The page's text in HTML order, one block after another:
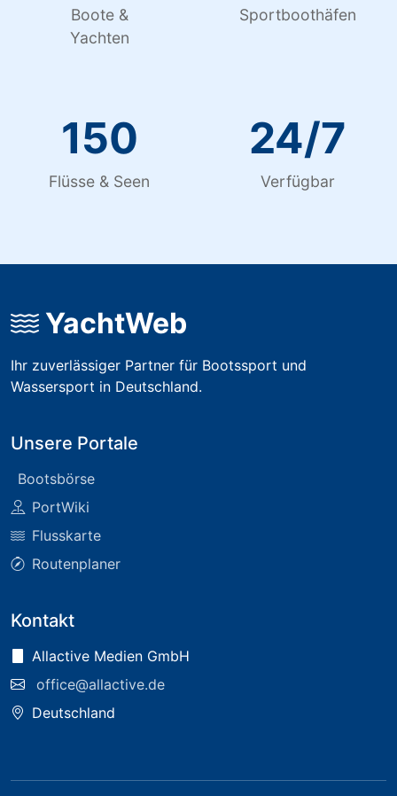
Boote &
Yachten
Sportboothäfen
150
Flüsse & Seen
24/7
Verfügbar
YachtWeb
Ihr zuverlässiger Partner für Bootssport und
Wassersport in Deutschland.
Unsere Portale
Bootsbörse
PortWiki
Flusskarte
Routenplaner
Kontakt
Allactive Medien GmbH
office@allactive.de
Deutschland